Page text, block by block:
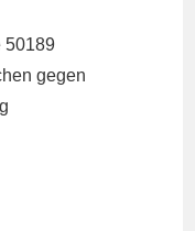
50189
gegen